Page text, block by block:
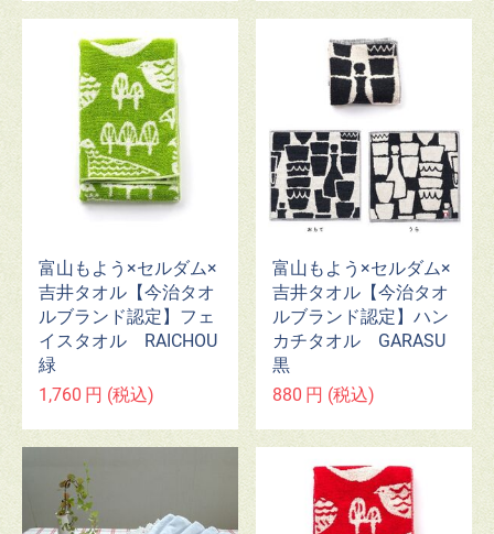
富山もよう×セルダム×
吉井タオル【今治タオ
ルブランド認定】フェ
イスタオル RAICHOU
緑
1,760 円 (税込)
富山もよう×セルダム×
吉井タオル【今治タオ
ルブランド認定】ハン
カチタオル GARASU
黒
880 円 (税込)